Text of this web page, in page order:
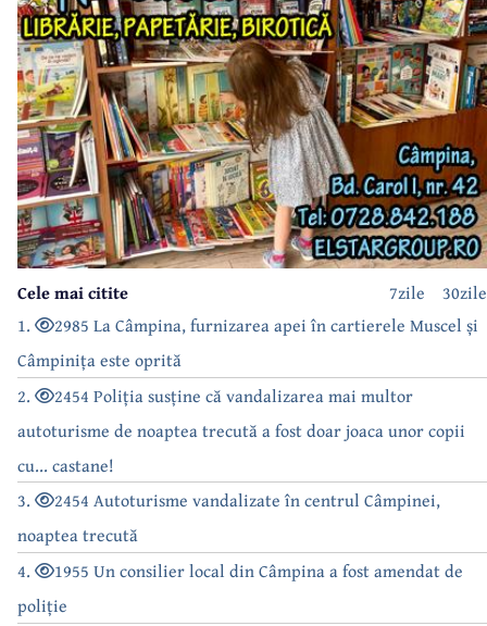
30zile
7zile
Cele mai citite
1.
2985 La Câmpina, furnizarea apei în cartierele Muscel și
Câmpinița este oprită
2.
2454 Poliția susține că vandalizarea mai multor
autoturisme de noaptea trecută a fost doar joaca unor copii
cu... castane!
3.
2454 Autoturisme vandalizate în centrul Câmpinei,
noaptea trecută
4.
1955 Un consilier local din Câmpina a fost amendat de
poliție